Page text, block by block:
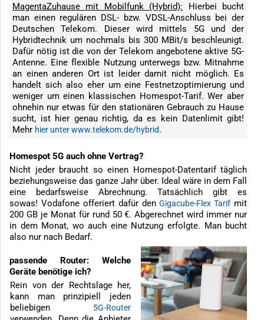
MagentaZuhause mit Mobilfunk (Hybrid): Hierbei bucht
man einen regulären DSL- bzw. VDSL-Anschluss bei der
Deutschen Telekom. Dieser wird mittels 5G und der
Hybridtechnik um nochmals bis 300 MBit/s beschleunigt.
Dafür nötig ist die von der Telekom angebotene aktive 5G-
Antenne. Eine flexible Nutzung unterwegs bzw. Mitnahme
an einen anderen Ort ist leider damit nicht möglich. Es
handelt sich also eher um eine Festnetzoptimierung und
weniger um einen klassischen Homespot-Tarif. Wer aber
ohnehin nur etwas für den stationären Gebrauch zu Hause
sucht, ist hier genau richtig, da es kein Datenlimit gibt!
Mehr hier unter www.telekom.de/hybrid.
Homespot 5G auch ohne Vertrag?
Nicht jeder braucht so einen Homespot-Datentarif täglich
beziehungsweise das ganze Jahr über. Ideal wäre in dem Fall
eine bedarfsweise Abrechnung. Tatsächlich gibt es
sowas! Vodafone offeriert dafür denGigacube-Flex Tarif mit
200 GB je Monat für rund 50 €. Abgerechnet wird immer nur
in dem Monat, wo auch eine Nutzung erfolgte. Man bucht
also nur nach Bedarf.
passende Router: Welche
Geräte benötige ich?
Rein von der Rechtslage her,
kann man prinzipiell jeden
beliebigen
5G-Router